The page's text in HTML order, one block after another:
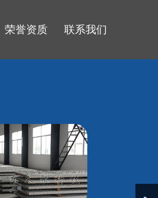
荣誉资质 联系我们